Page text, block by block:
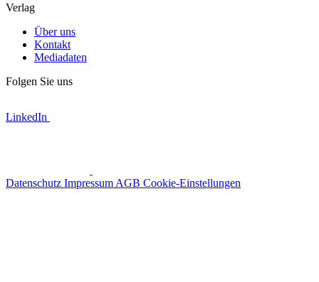
Verlag
Über uns
Kontakt
Mediadaten
Folgen Sie uns
LinkedIn
Datenschutz Impressum AGB Cookie-Einstellungen